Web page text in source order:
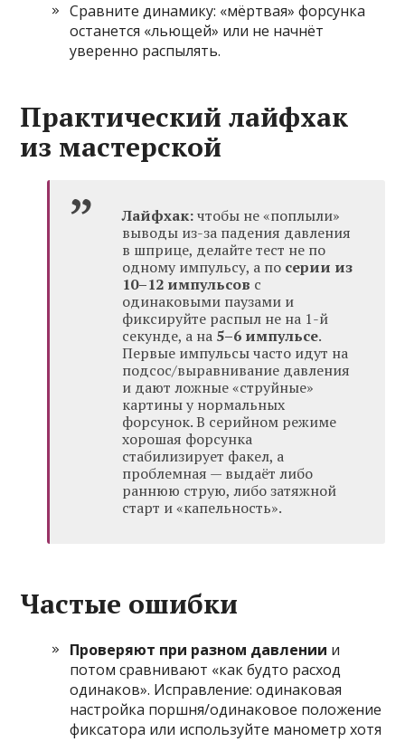
Сравните динамику: «мёртвая» форсунка
останется «льющей» или не начнёт
уверенно распылять.
Практический лайфхак
из мастерской
Лайфхак:чтобы не «поплыли»
выводы из-за падения давления
в шприце, делайте тест не по
одному импульсу, а по серии из
10–12 импульсов с
одинаковыми паузами и
фиксируйте распыл не на 1-й
секунде, а на 5–6 импульсе.
Первые импульсы часто идут на
подсос/выравнивание давления
и дают ложные «струйные»
картины у нормальных
форсунок. В серийном режиме
хорошая форсунка
стабилизирует факел, а
проблемная — выдаёт либо
раннюю струю, либо затяжной
старт и «капельность».
Частые ошибки
Проверяют при разном давлении и
потом сравнивают «как будто расход
одинаков». Исправление: одинаковая
настройка поршня/одинаковое положение
фиксатора или используйте манометр хотя